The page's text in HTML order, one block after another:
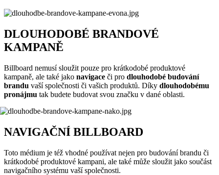
DLOUHODOBÉ BRANDOVÉ
KAMPANĚ
Billboard nemusí sloužit pouze pro krátkodobé produktové
kampaně, ale také jako navigace či pro dlouhodobé budování
brandu vaší společnosti či vašich produktů. Díky dlouhodobému
pronájmu tak budete budovat svou značku v dané oblasti.
NAVIGAČNÍ BILLBOARD
Toto médium je též vhodné používat nejen pro budování brandu či
krátkodobé produktové kampani, ale také může sloužit jako součást
navigačního systému vaší společnosti.